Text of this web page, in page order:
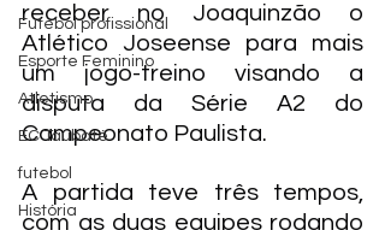
Futebol profissional
Esporte Feminino
Atletismo
EC Taubaté
futebol
História
receber no Joaquinzão o
Atlético Joseense para mais
um jogo-treino visando a
disputa da Série A2 do
Campeonato Paulista.
A partida teve três tempos,
com as duas equipes rodando